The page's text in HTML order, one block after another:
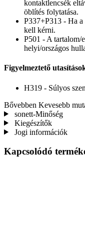
kontaktlencsék
öblítés folytatása.
P337+P313 - Ha
kell kérni.
P501 - A tartalom/
helyi/országos
Figyelmeztető
H319 - Súlyos
Bővebben Kevesebb
sonett-Minőség
Kiegészítők
Jogi információk
Kapcsolódó